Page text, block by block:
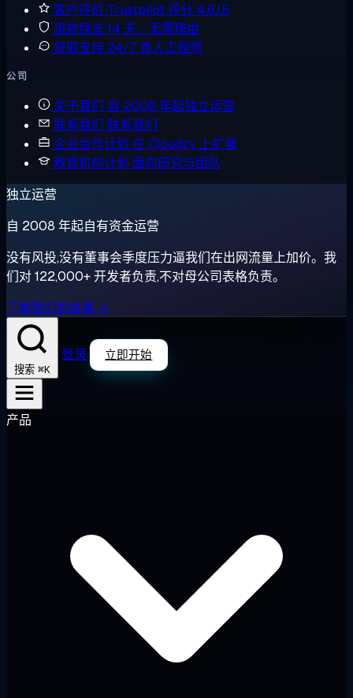
客户评价 Trustpilot 评分 4.6/5
退款保证 14 天，无需理由
获取支持 24/7 真人工程师
公司
关于我们 自 2008 年起独立运营
联系我们 联系我们
企业合作计划 在 Cloudzy 上扩展
教育机构计划 面向研究与团队
独立运营
自 2008 年起自有资金运营
没有风投,没有董事会季度压力逼我们在出网流量上加价。我
们对 122,000+ 开发者负责,不对母公司表格负责。
了解我们的故事 →
搜索 ⌘K
登录 立即开始
产品